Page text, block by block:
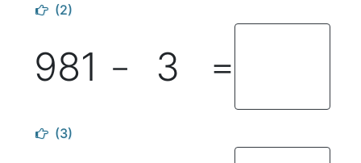
(2)
981 － 3 ＝
(3)